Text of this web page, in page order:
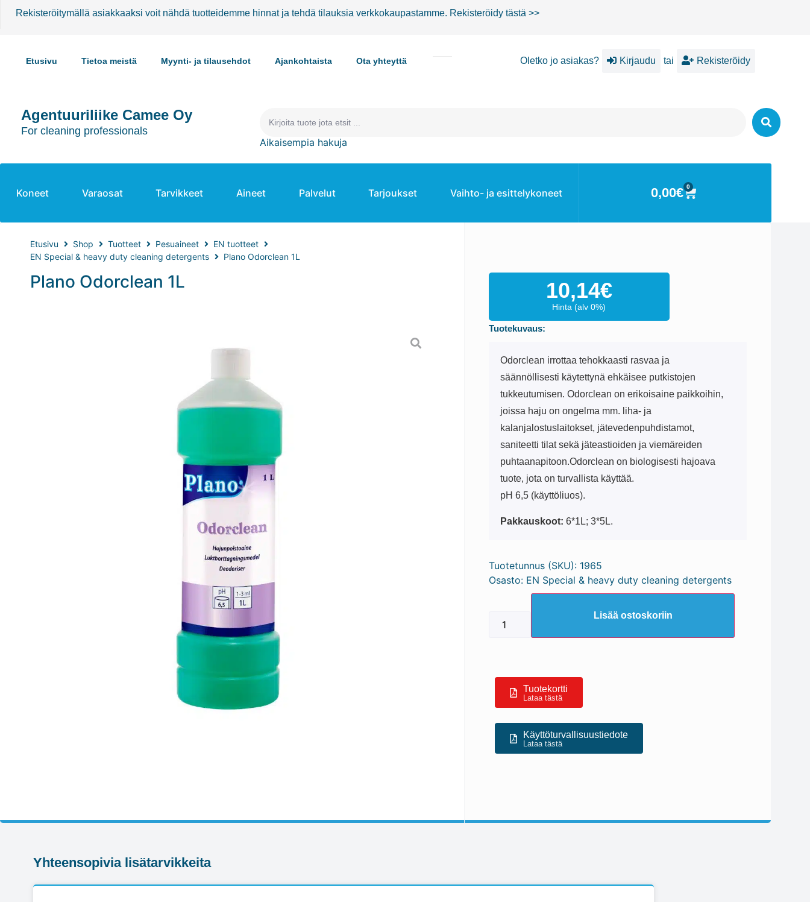
Rekisteröitymällä asiakkaaksi voit nähdä tuotteidemme hinnat ja tehdä tilauksia verkkokaupastamme. Rekisteröidy tästä >>
Etusivu Tietoa meistä Myynti- ja tilausehdot Ajankohtaista Ota yhteyttä Oletko jo asiakas? Kirjaudu tai Rekisteröidy
Agentuuriliike Camee Oy
For cleaning professionals
Aikaisempia hakuja
Koneet Varaosat Tarvikkeet Aineet Palvelut Tarjoukset Vaihto- ja esittelykoneet 0,00€ 0
Plano Odorclean 1L
Etusivu Shop Tuotteet Pesuaineet
EN tuotteet
EN Special & heavy duty cleaning detergents
Plano Odorclean 1L
10,14€
Hinta (alv 0%)
Tuotekuvaus:
Odorclean irrottaa tehokkaasti rasvaa ja
säännöllisesti käytettynä ehkäisee putkistojen
tukkeutumisen. Odorclean on erikoisaine paikkoihin,
joissa haju on ongelma mm. liha- ja
kalanjalostuslaitokset, jätevedenpuhdistamot,
saniteetti tilat sekä jäteastioiden ja viemäreiden
puhtaanapitoon.Odorclean on biologisesti hajoava
tuote, jota on turvallista käyttää.
pH 6,5 (käyttöliuos).
Pakkauskoot: 6*1L; 3*5L.
Tuotetunnus (SKU): 1965
Osasto: EN Special & heavy duty cleaning detergents
Lisää ostoskoriin
Tuotekortti
Lataa tästä
Käyttöturvallisuustiedote
Lataa tästä
Yhteensopivia lisätarvikkeita